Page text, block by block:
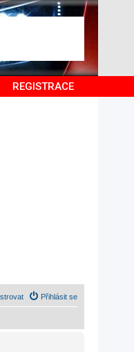
REGISTRACE
Přihlásit se